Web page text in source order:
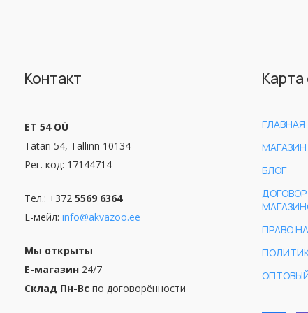
Контакт
ET 54 OÜ
Tatari 54, Tallinn 10134
Рег. код: 17144714
Тел.: +372 5569 6364
Е-мейл: info@akvazoo.ee
Мы открыты
Е-магазин 24/7
Склад Пн-Вс по договорённости
Карта
ГЛАВНАЯ
МАГАЗИН
БЛОГ
ПРАВО